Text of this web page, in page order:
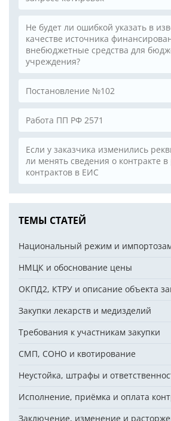
Не будет ли ошибкой указать в
качестве источника
внебюджетные средства для
учреждения?
Постановление №102
Работа ПП РФ 2571
Если у заказчика изменились
ли менять сведения о контракте в
контрактов в ЕИС
ТЕМЫ СТАТЕЙ
Национальный режим и
НМЦК и обоснование цены
ОКПД2, КТРУ и описание объекта
Закупки лекарств и медизделий
Требования к участникам закупки
СМП, СОНО и квотирование
Неустойка, штрафы и
Исполнение, приёмка и оплата
Заключение, изменение и